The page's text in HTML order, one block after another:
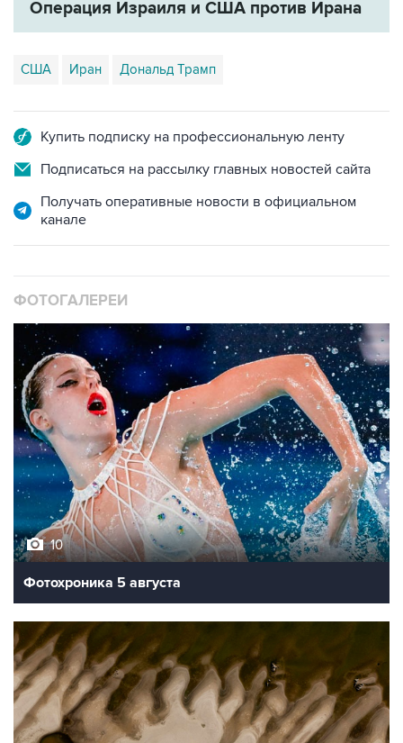
Операция Израиля и США против Ирана
США Иран Дональд Трамп
Купить подписку на профессиональную ленту
Подписаться на рассылку главных новостей сайта
Получать оперативные новости в официальном
канале
ФОТОГАЛЕРЕИ
10
Фотохроника 5 августа